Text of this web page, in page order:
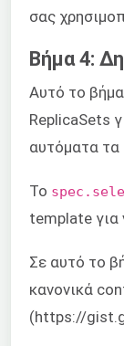
σας
Βήμα 4:
Αυτό το
ReplicaSets
αυτόματα τα
Το
template για
Σε αυτό το
κανονικά
(https://